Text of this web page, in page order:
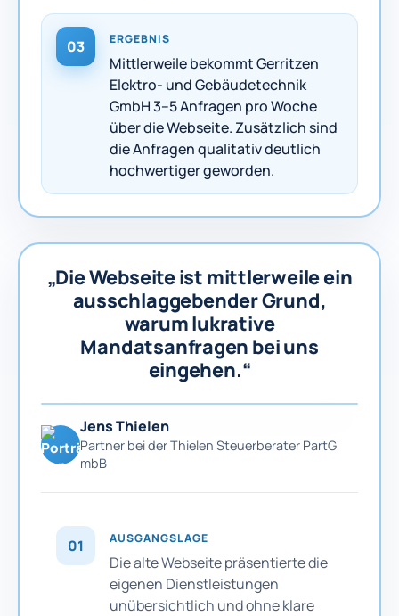
03 ERGEBNIS
Mittlerweile bekommt Gerritzen
Elektro- und Gebäudetechnik
GmbH 3–5 Anfragen pro Woche
über die Webseite. Zusätzlich sind
die Anfragen qualitativ deutlich
hochwertiger geworden.
„Die Webseite ist mittlerweile ein
ausschlaggebender Grund,
warum lukrative
Mandatsanfragen bei uns
eingehen.“
Jens Thielen
Partner bei der Thielen Steuerberater PartG
mbB
01 AUSGANGSLAGE
Die alte Webseite präsentierte die
eigenen Dienstleistungen
unübersichtlich und ohne klare